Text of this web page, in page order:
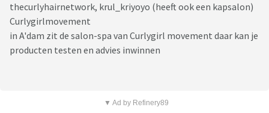
thecurlyhairnetwork, krul_kriyoyo (heeft ook een kapsalon)
Curlygirlmovement
in A'dam zit de salon-spa van Curlygirl movement daar kan je
producten testen en advies inwinnen
▼ Ad by Refinery89